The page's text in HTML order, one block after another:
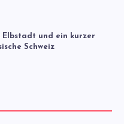
und ein kurzer
Schweiz